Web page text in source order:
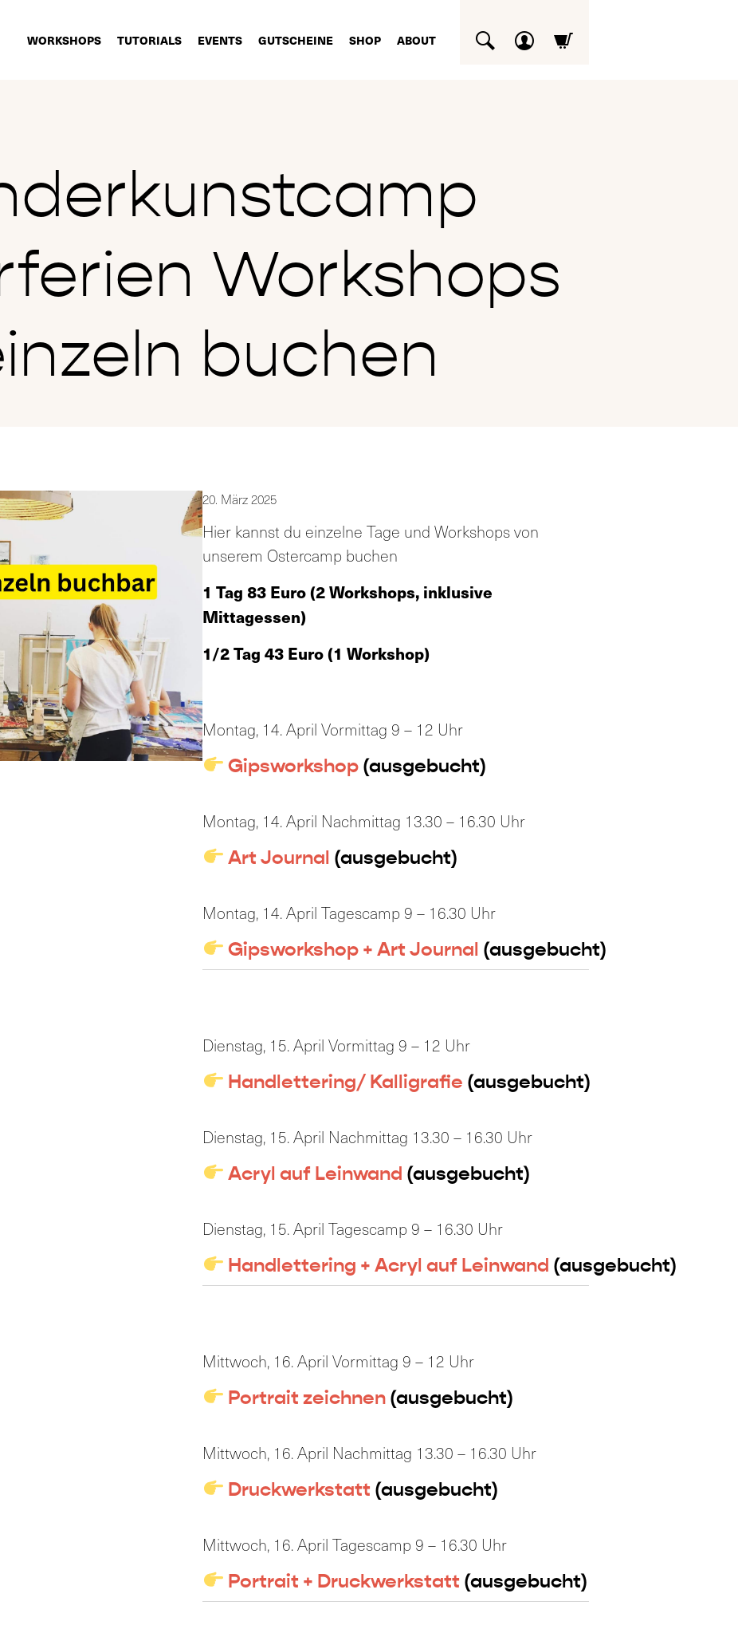
WORKSHOPS TUTORIALS EVENTS GUTSCHEINE SHOP ABOUT
Workshops
buchen
20. März 2025
Hier kannst du einzelne Tage und Workshops von
unserem Ostercamp buchen
1 Tag 83 Euro (2 Workshops, inklusive
Mittagessen)
1/2 Tag 43 Euro (1 Workshop)
Montag, 14. April Vormittag 9 – 12 Uhr
Gipsworkshop (ausgebucht)
Montag, 14. April Nachmittag 13.30 – 16.30 Uhr
Art Journal (ausgebucht)
Montag, 14. April Tagescamp 9 – 16.30 Uhr
Gipsworkshop + Art Journal (ausgebucht)
Dienstag, 15. April Vormittag 9 – 12 Uhr
Handlettering/ Kalligrafie (ausgebucht)
Dienstag, 15. April Nachmittag 13.30 – 16.30 Uhr
Acryl auf Leinwand (ausgebucht)
Dienstag, 15. April Tagescamp 9 – 16.30 Uhr
Handlettering + Acryl auf Leinwand (ausgebucht)
Mittwoch, 16. April Vormittag 9 – 12 Uhr
Portrait zeichnen (ausgebucht)
Mittwoch, 16. April Nachmittag 13.30 – 16.30 Uhr
Druckwerkstatt (ausgebucht)
Mittwoch, 16. April Tagescamp 9 – 16.30 Uhr
Portrait + Druckwerkstatt (ausgebucht)